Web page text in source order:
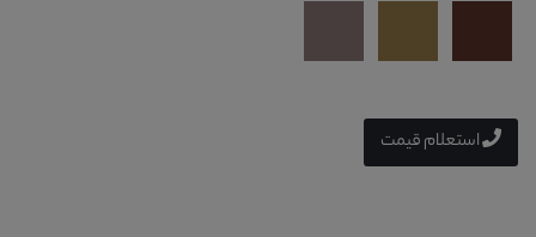
استعلام قیمت